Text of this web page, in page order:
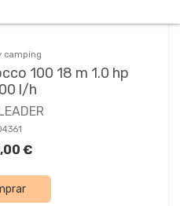
camping
100 18 m 1.0 hp
l/h
€